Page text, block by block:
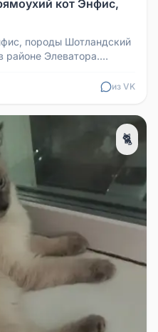
кот Энфис,
породы Шотландский
районе Элеватора.
из VK
🐈